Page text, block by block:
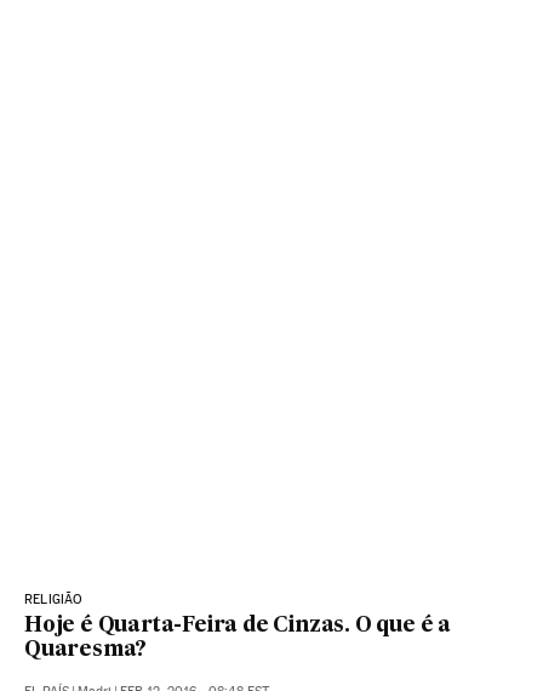
RELIGIÃO
Hoje é Quarta-Feira de Cinzas. O que é a
Quaresma?